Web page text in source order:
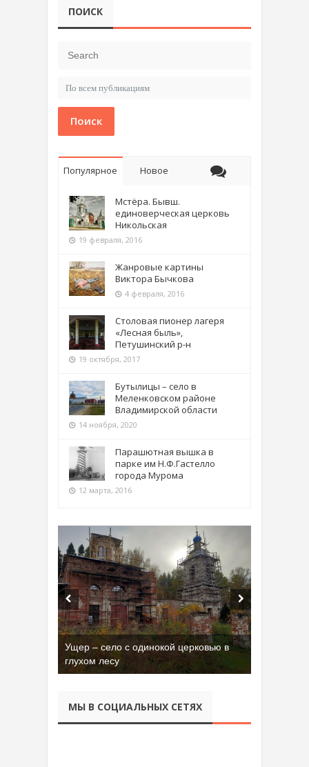
ПОИСК
Поиск
Популярное Новое
Мстёра. Бывш.
единоверческая церковь
Никольская
19 февраля, 2016
Жанровые картины
Виктора Бычкова
4 февраля, 2016
Столовая пионер лагеря
«Лесная быль»,
Петушинский р-н
19 октября, 2017
Бутылицы – село в
Меленковском районе
Владимирской области
14 ноября, 2020
Парашютная вышка в
парке им Н.Ф.Гастелло
города Мурома
12 марта, 2016
Ущер – село с одинокой церковью в
глухом лесу
МЫ В СОЦИАЛЬНЫХ СЕТЯХ